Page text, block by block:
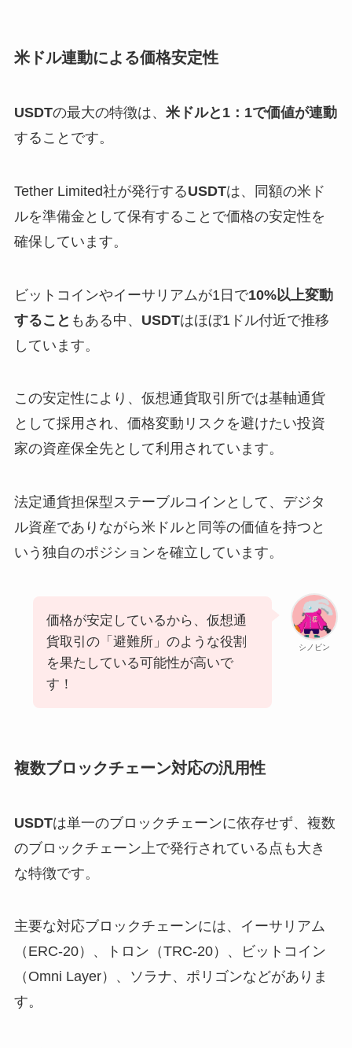
米ドル連動による価格安定性
USDTの最大の特徴は、 米ドルと1：1で価値が連動
することです。
Tether Limited社が発行するUSDTは、同額の米ド
ルを準備金として保有することで価格の安定性を
確保しています。
ビットコインやイーサリアムが1日で10%以上変動
すること もある中、 USDTはほぼ1ドル付近で推移
しています。
この安定性により、仮想通貨取引所では基軸通貨
として採用され、価格変動リスクを避けたい投資
家の資産保全先として利用されています。
法定通貨担保型ステーブルコインとして、デジタ
ル資産でありながら米ドルと同等の価値を持つと
いう独自のポジションを確立しています。
シノビン
価格が安定しているから、仮想通
貨取引の「避難所」のような役割
を果たしている可能性が高いで
す！
複数ブロックチェーン対応の汎用性
USDTは単一のブロックチェーンに依存せず、複数
のブロックチェーン上で発行されている点も大き
な特徴です。
主要な対応ブロックチェーンには、イーサリアム
（ERC-20）、トロン（TRC-20）、ビットコイン
（Omni Layer）、ソラナ、ポリゴンなどがありま
す。